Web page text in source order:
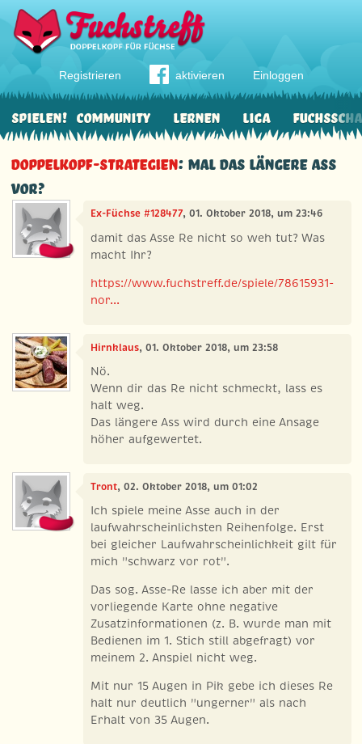
Registrieren aktivieren Einloggen
Community Lernen Liga
Spielen!
Doppelkopf-Strategien: Mal das längere Ass
vor?
Ex-Füchse #128477, 01. Oktober 2018, um 23:46
damit das Asse Re nicht so weh tut? Was
macht Ihr?
https://www.fuchstreff.de/spiele/78615931-
nor...
Hirnklaus, 01. Oktober 2018, um 23:58
Nö.
Wenn dir das Re nicht schmeckt, lass es
halt weg.
Das längere Ass wird durch eine Ansage
höher aufgewertet.
Tront, 02. Oktober 2018, um 01:02
Ich spiele meine Asse auch in der
laufwahrscheinlichsten Reihenfolge. Erst
bei gleicher Laufwahrscheinlichkeit gilt für
mich "schwarz vor rot".
Das sog. Asse-Re lasse ich aber mit der
vorliegende Karte ohne negative
Zusatzinformationen (z. B. wurde man mit
Bedienen im 1. Stich still abgefragt) vor
meinem 2. Anspiel nicht weg.
Mit nur 15 Augen in Pik gebe ich dieses Re
halt nur deutlich "ungerner" als nach
Erhalt von 35 Augen.